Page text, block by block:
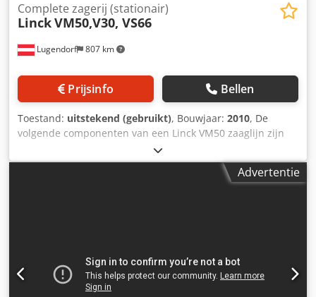
Lugendorf 807 km
Complete zagerij (stationair)
LinckVM50,V30, VS66
Prijsinfo Bellen
Toestand: uitstekend (gebruikt), Bouwjaar: 2010, De
volgende componenten van een Linck VM50 zaaglijn zijn
beschikbaar: De staat van de machines is zeer goed!
Aanvoerunit ZV21, model EV 50 (op voorraad)
Profielschaver ZD31, model VM50, 2 × 200 kW (op voorraad)
VM50, 2 × 200 kW – beschikbaar vanaf september 2026
Profileringseenheid VMP450 F61, 4 × 110 kW – beschikbaar
Advertentie